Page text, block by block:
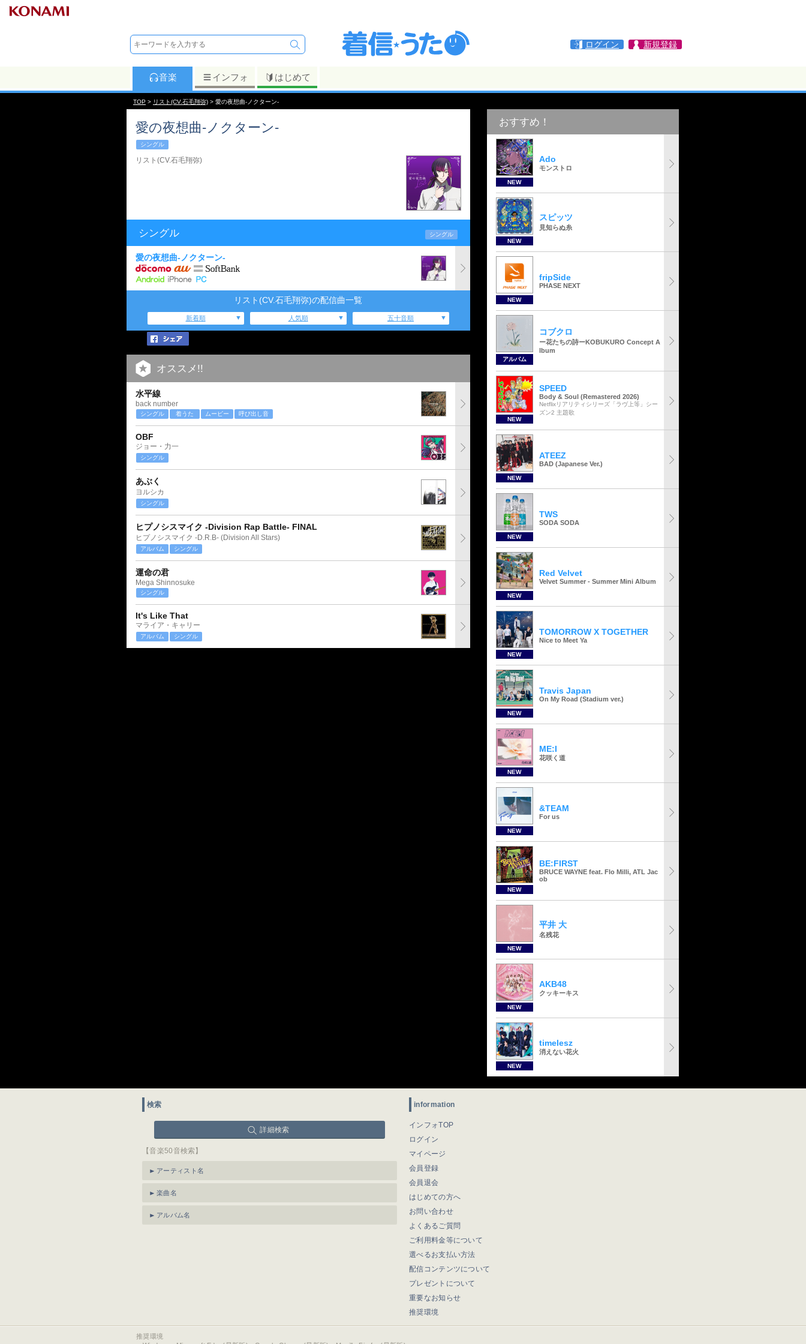
ログイン 新規登録
音楽 インフォ はじめて
TOP > リスト(CV.石毛翔弥) > 愛の夜想曲-ノクターン-
愛の夜想曲-ノクターン-
シングル
リスト(CV.石毛翔弥)
シングル シングル
愛の夜想曲-ノクターン-
リスト(CV.石毛翔弥)の配信曲一覧
新着順 人気順 五十音順
オススメ!!
水平線
back number
シングル 着うた ムービー 呼び出し音
OBF
ジョー・力一
シングル
あぶく
ヨルシカ
シングル
ヒプノシスマイク -Division Rap Battle- FINAL
ヒプノシスマイク -D.R.B- (Division All Stars)
アルバム シングル
運命の君
Mega Shinnosuke
シングル
It's Like That
マライア・キャリー
アルバム シングル
おすすめ！
NEW
Ado
モンストロ
NEW
スピッツ
見知らぬ糸
NEW
fripSide
PHASE NEXT
アルバム
コブクロ
ー花たちの詩ーKOBUKURO Concept A
lbum
NEW
SPEED
Body & Soul (Remastered 2026)
Netflixリアリティシリーズ「ラヴ上等」シー
ズン2 主題歌
NEW
ATEEZ
BAD (Japanese Ver.)
NEW
TWS
SODA SODA
NEW
Red Velvet
Velvet Summer - Summer Mini Album
NEW
TOMORROW X TOGETHER
Nice to Meet Ya
NEW
Travis Japan
On My Road (Stadium ver.)
NEW
ME:I
花咲く道
NEW
&TEAM
For us
NEW
BE:FIRST
BRUCE WAYNE feat. Flo Milli, ATL Jac
ob
NEW
平井 大
名残花
NEW
AKB48
クッキーキス
NEW
timelesz
消えない花火
検索
詳細検索
【音楽50音検索】
アーティスト名
楽曲名
アルバム名
information
インフォTOP
ログイン
マイページ
会員登録
会員退会
はじめての方へ
お問い合わせ
よくあるご質問
ご利用料金等について
選べるお支払い方法
配信コンテンツについて
プレゼントについて
重要なお知らせ
推奨環境
推奨環境